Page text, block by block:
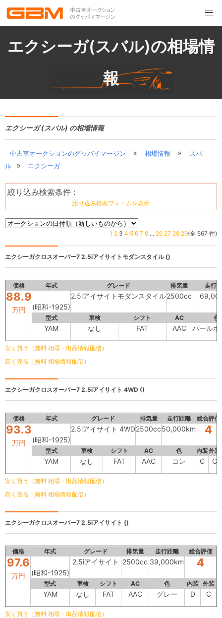
エクシーガ(スバル)の相場情
報
エクシーガ (スバル) の相場情報
中古車オークションのグッバイマージン » 相場情報 »
スバ
ル
» エクシーガ
絞り込み検索条件 :
絞り込み検索フォームを表示
1 2 3 4 5 6 7 8 ... 26 27 28 29(全 567 件)
エクシーガクロスオーバー7 2.5iアイサイトモダンスタイル ()
価格 年式 グレード 排気量 走行
88.9
万円 (昭和-1925)
2.5iアイサイトモダンスタイル2500cc
型式 車検 シフト AC 色
YAM なし FAT AAC パールホ
安く買う（無料 相場・出品情報配信）
高く売る（無料 相場情報配信）
エクシーガクロスオーバー7 2.5iアイサイト 4WD ()
価格 年式 グレード 排気量 走行距離 総合評価
93.3
万円 (昭和-1925)
2.5iアイサイト 4WD2500cc50,000km 4
型式 車検 シフト AC 色 内装外装
YAM なし FAT AAC コン C C
安く買う（無料 相場・出品情報配信）
高く売る（無料 相場情報配信）
エクシーガクロスオーバー7 2.5iアイサイト ()
価格 年式 グレード 排気量 走行距離 総合評価
97.6
万円 (昭和-1925)
2.5iアイサイト 2500cc 39,000km 4
型式 車検 シフト AC 色 内装 外装
YAM なし FAT AAC グレー D C
安く買う（無料 相場・出品情報配信）